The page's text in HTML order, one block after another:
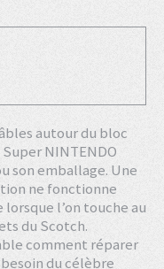
autour du bloc
NINTENDO
son emballage. Une
ne fonctionne
l’on touche au
du Scotch.
comment réparer
du célèbre